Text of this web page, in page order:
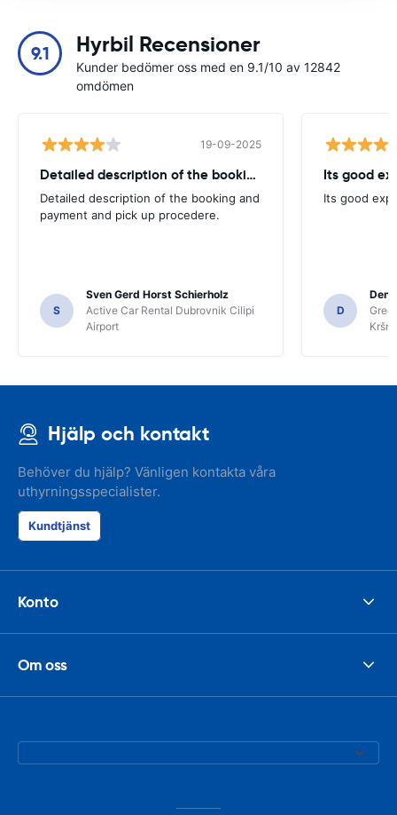
9.1 Hyrbil Recensioner
Kunder bedömer oss med en 9.1/10 av 12842
omdömen
19-09-2025
Detailed description of the booking
Detailed description of the booking and
payment and pick up procedere.
S
Sven Gerd Horst Schierholz
Active Car Rental Dubrovnik Cilipi
Airport
Its good
Its good
D
Hjälp och kontakt
Behöver du hjälp? Vänligen kontakta våra
uthyrningsspecialister.
Kundtjänst
Konto
Om oss